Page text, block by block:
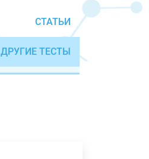
СТАТЬИ
ДРУГИЕ ТЕСТЫ